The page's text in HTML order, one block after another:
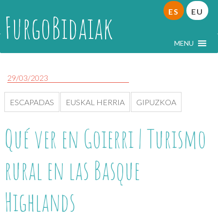
FurgoBidaiak MENU
ES EU
29/03/2023
ESCAPADAS EUSKAL HERRIA GIPUZKOA
Qué ver en Goierri | Turismo
rural en las Basque
Highlands